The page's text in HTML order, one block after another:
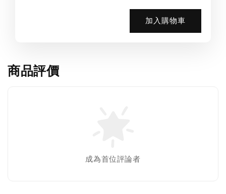
加入購物車
商品評價
成為首位評論者